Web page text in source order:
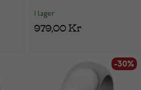
I lager
979,00 Kr
-30%